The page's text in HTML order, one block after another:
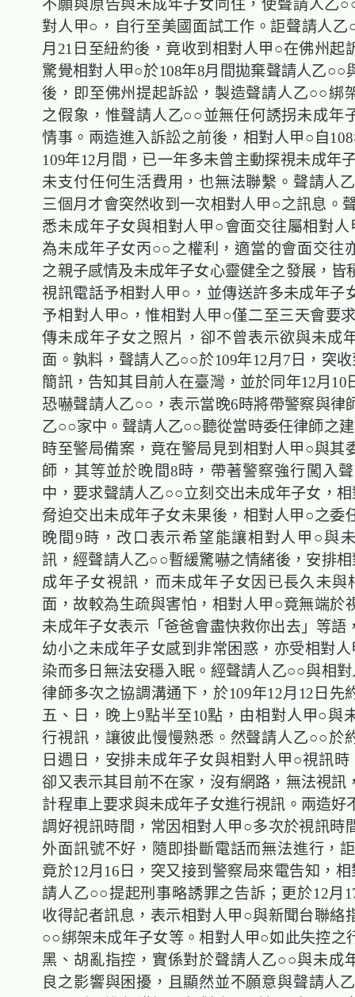
不願與原告與未成年子女同住，使聲請人乙
對人甲○，自行至美國面試工作。詎聲請人乙
月21日至紐約後，竟收到相對人甲○在佛州起
驚覺相對人甲○於108年8月間拋棄聲請人乙○○
後，即至佛州提起訴訟，製造聲請人乙○○綁
之假象，惟聲請人乙○○並無任何誘拐未成年
情事。兩造進入訴訟之前後，相對人甲○自
109年12月間，已一年多未曾主動探視未成年
未支付任何生活費用，也無法聯繫。聲請人
三個月才會突然收到一次相對人甲○之訊息。
悉未成年子女與相對人甲○會面交往屬相對人
為未成年子女丙○○之權利，適當的會面交往
之親子感情及未成年子女心靈健全之發展，皆
視訊電話予相對人甲○，並傳送許多未成年子
予相對人甲○，惟相對人甲○僅二至三天會要
傳未成年子女之照片，卻不曾表示欲與未成
面。孰料，聲請人乙○○於109年12月7日，突
簡訊，告知其目前人在臺灣，並於同年12月10
恐嚇聲請人乙○○，表示當晚6時將帶警察與律
乙○○家中。聲請人乙○○聽從當時委任律師之
時至警局備案，竟在警局見到相對人甲○與其
師，其等並於晚間8時，帶著警察強行闖入
中，要求聲請人乙○○立刻交出未成年子女，
脅迫交出未成年子女未果後，相對人甲○之委
晚間9時，改口表示希望能讓相對人甲○與
訊，經聲請人乙○○暫緩驚嚇之情緒後，安排
成年子女視訊，而未成年子女因已長久未與
面，故較為生疏與害怕，相對人甲○竟無端於
未成年子女表示「爸爸會盡快救你出去」等語
幼小之未成年子女感到非常困惑，亦受相對
染而多日無法安穩入眠。經聲請人乙○○與相
律師多次之協調溝通下，於109年12月12日先
五、日，晚上9點半至10點，由相對人甲○與
行視訊，讓彼此慢慢熟悉。然聲請人乙○○於
日週日，安排未成年子女與相對人甲○視訊
卻又表示其目前不在家，沒有網路，無法視訊
計程車上要求與未成年子女進行視訊。兩造好
調好視訊時間，常因相對人甲○多次於視訊時
外面訊號不好，隨即掛斷電話而無法進行，
竟於12月16日，突又接到警察局來電告知，
請人乙○○提起刑事略誘罪之告訴；更於12月
收得記者訊息，表示相對人甲○與新聞台聯絡
○○綁架未成年子女等。相對人甲○如此失控之
黑、胡亂指控，實係對於聲請人乙○○與未成
良之影響與困擾，且顯然並不願意與聲請人